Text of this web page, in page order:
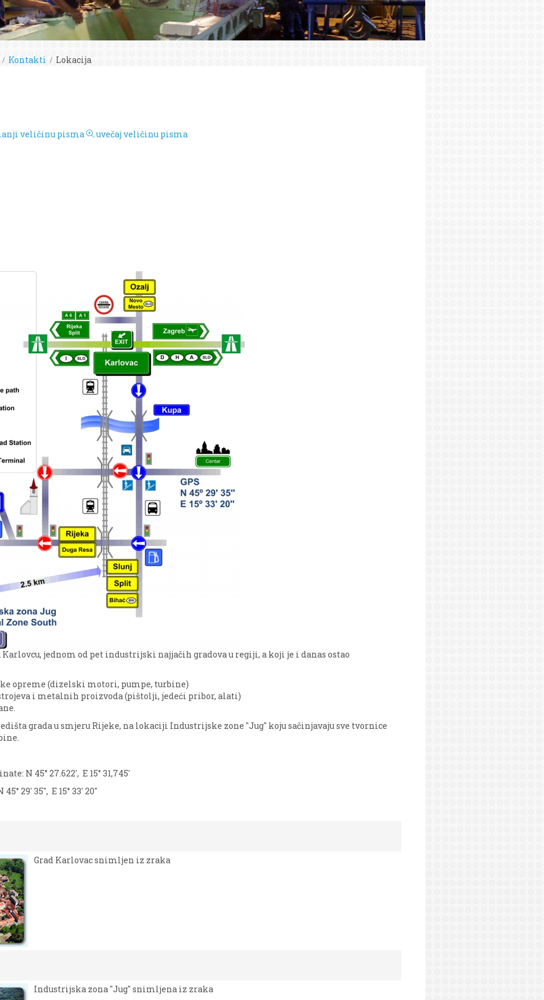
Kontakti Lokacija
veličinu pisma
uvečaj veličinu pisma
Karlovcu, jednom od pet industrijski najjačih gradova u regiji, a koji je i danas ostao
opreme (dizelski motori, pumpe, turbine)
i metalnih proizvoda (pištolji, jedeći pribor, alati)
grada u smjeru Rijeke, na lokaciji Industrijske zone "Jug" koju sačinjavaju sve tvornice
N 45° 27.622', E 15° 31,745'
29' 35'', E 15° 33' 20''
Grad Karlovac snimljen iz zraka
Industrijska zona "Jug" snimljena iz zraka